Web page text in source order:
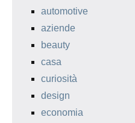
automotive
aziende
beauty
casa
curiosità
design
economia